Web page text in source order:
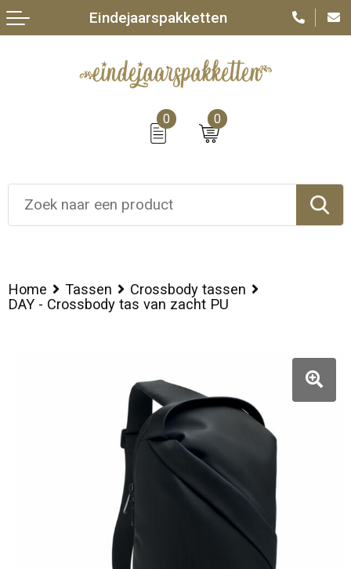
0 0
Eindejaarspakketten
Home Tassen
Crossbody tassen
DAY - Crossbody tas van zacht PU